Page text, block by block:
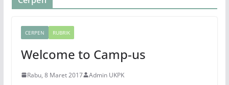
CERPEN RUBRIK
Welcome to Camp-us
Rabu, 8 Maret 2017 Admin UKPK